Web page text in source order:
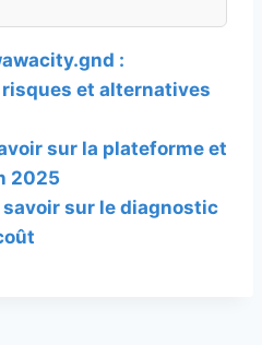
:
et alternatives
sur la plateforme et
2025
savoir sur le diagnostic